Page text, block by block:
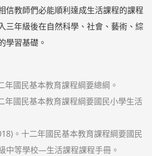
信教師們必能順利達成生活課程的課程
三年級後在自然科學、社會、藝術、綜
學習基礎。
年國民基本教育課程綱要總綱。
年國民基本教育課程綱要國民小學生活
。十二年國民基本教育課程綱要國民
中等學校—生活課程課程手冊。